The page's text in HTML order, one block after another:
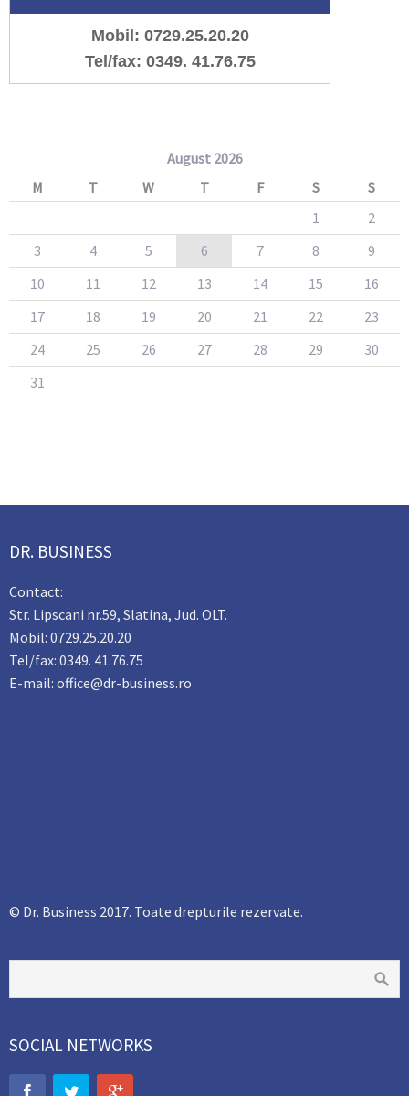
Mobil: 0729.25.20.20
Tel/fax: 0349. 41.76.75
August 2026
M
T W T F S
S
1
2
3
4 5 6 7 8
9
10
11 12 13 14 15
16
17
18 19 20 21 22
23
24
25 26 27 28 29
30
31
DR. BUSINESS
Contact:
Str. Lipscani nr.59, Slatina, Jud. OLT.
Mobil: 0729.25.20.20
Tel/fax: 0349. 41.76.75
E-mail: office@dr-business.ro
© Dr. Business 2017. Toate drepturile rezervate.
SOCIAL NETWORKS